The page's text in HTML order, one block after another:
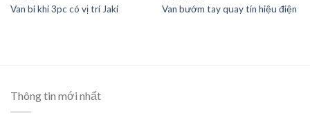
Van bi khí 3pc có vị trí Jaki Van bướm tay quay tín hiệu điện
Thông tin mới nhất